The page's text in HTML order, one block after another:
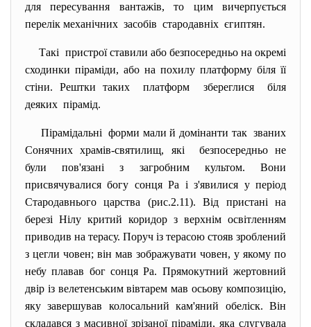
для пересування вантажів, то цим вичерпується
перелік механічних засобів стародавніх єгиптян.
Такі пристрої ставили або безпосередньо на окремі
сходинки піраміди, або на похилу платформу біля її
стіни. Рештки таких платформ збереглися біля
деяких пірамід.
Пірамідальні форми мали й домінанти так званих
Сонячних храмів-святилищ, які безпосередньо не
були пов'язані з загробним культом. Вони
присвячувалися богу сонця Ра і з'явилися у період
Стародавнього царства (рис.2.11). Від пристані на
березі Нілу критий коридор з верхнім освітленням
приводив на терасу. Поруч із терасою стояв зроблений
з цегли човен; він мав зображувати човен, у якому по
небу плавав бог сонця Ра. Прямокутний жертовний
двір із велетенським вівтарем мав осьову композицію,
яку завершував колосальний кам'яний обеліск. Він
складався з масивної зрізаної піраміди, яка слугувала